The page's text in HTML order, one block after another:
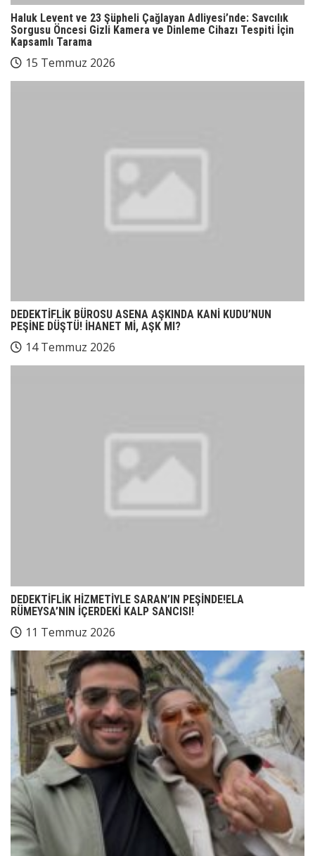
Haluk Levent ve 23 Şüpheli Çağlayan Adliyesi’nde: Savcılık
Sorgusu Öncesi Gizli Kamera ve Dinleme Cihazı Tespiti İçin
Kapsamlı Tarama
15 Temmuz 2026
DEDEKTİFLİK BÜROSU ASENA AŞKINDA KANİ KUDU’NUN
PEŞİNE DÜŞTÜ! İHANET Mİ, AŞK MI?
14 Temmuz 2026
DEDEKTİFLİK HİZMETİYLE SARAN’IN PEŞİNDE!ELA
RÜMEYSA’NIN İÇERDEKİ KALP SANCISI!
11 Temmuz 2026